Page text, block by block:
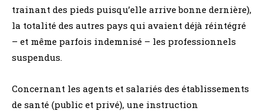
trainant des pieds puisqu’elle arrive bonne dernière),
la totalité des autres pays qui avaient déjà réintégré
– et même parfois indemnisé – les professionnels
suspendus.
Concernant les agents et salariés des établissements
de santé (public et privé), une instruction